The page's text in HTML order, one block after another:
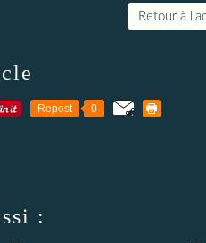
Retour à
Repost 0
: